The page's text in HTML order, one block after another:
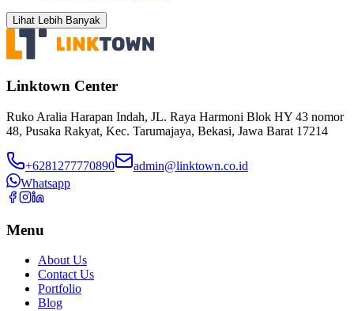
Lihat Lebih Banyak
Linktown Center
Ruko Aralia Harapan Indah, JL. Raya Harmoni Blok HY 43 nomor
48, Pusaka Rakyat, Kec. Tarumajaya, Bekasi, Jawa Barat 17214
+6281277770890
admin@linktown.co.id
Whatsapp
Menu
About Us
Contact Us
Portfolio
Blog